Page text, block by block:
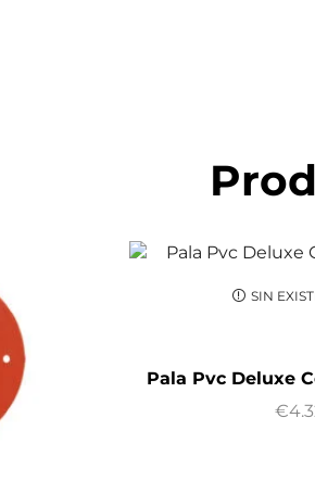
SIN
Pala Pvc Deluxe
€